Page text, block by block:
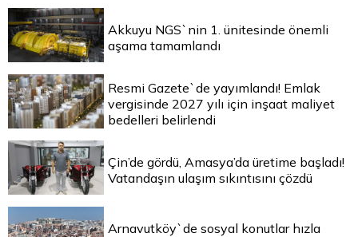
Akkuyu NGS`nin 1. ünitesinde önemli
aşama tamamlandı
Resmi Gazete`de yayımlandı! Emlak
vergisinde 2027 yılı için inşaat maliyet
bedelleri belirlendi
Çin’de gördü, Amasya’da üretime başladı!
Vatandaşın ulaşım sıkıntısını çözdü
Arnavutköy`de sosyal konutlar hızla